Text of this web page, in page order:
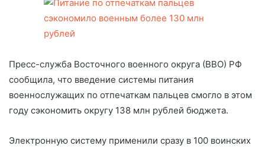
Пресс-служба Восточного военного округа (ВВО) РФ
сообщила, что введение системы питания
военнослужащих по отпечаткам пальцев смогло в этом
году сэкономить округу 138 млн рублей бюджета.
Электронную систему применили сразу в 100 воинских